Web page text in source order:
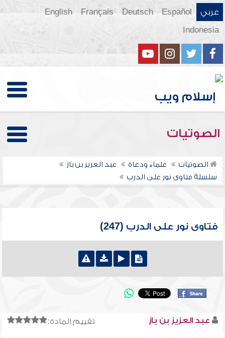
عربي Español
Deutsch
Français
English
Indonesia
الصوتيات
الصوتيات علماء ودعاة
عبد العزيز بن باز
سلسلة فتاوى نور على الدرب
فتاوى نور على الدرب (247)
تقييم المادة: عبد العزيز بن باز